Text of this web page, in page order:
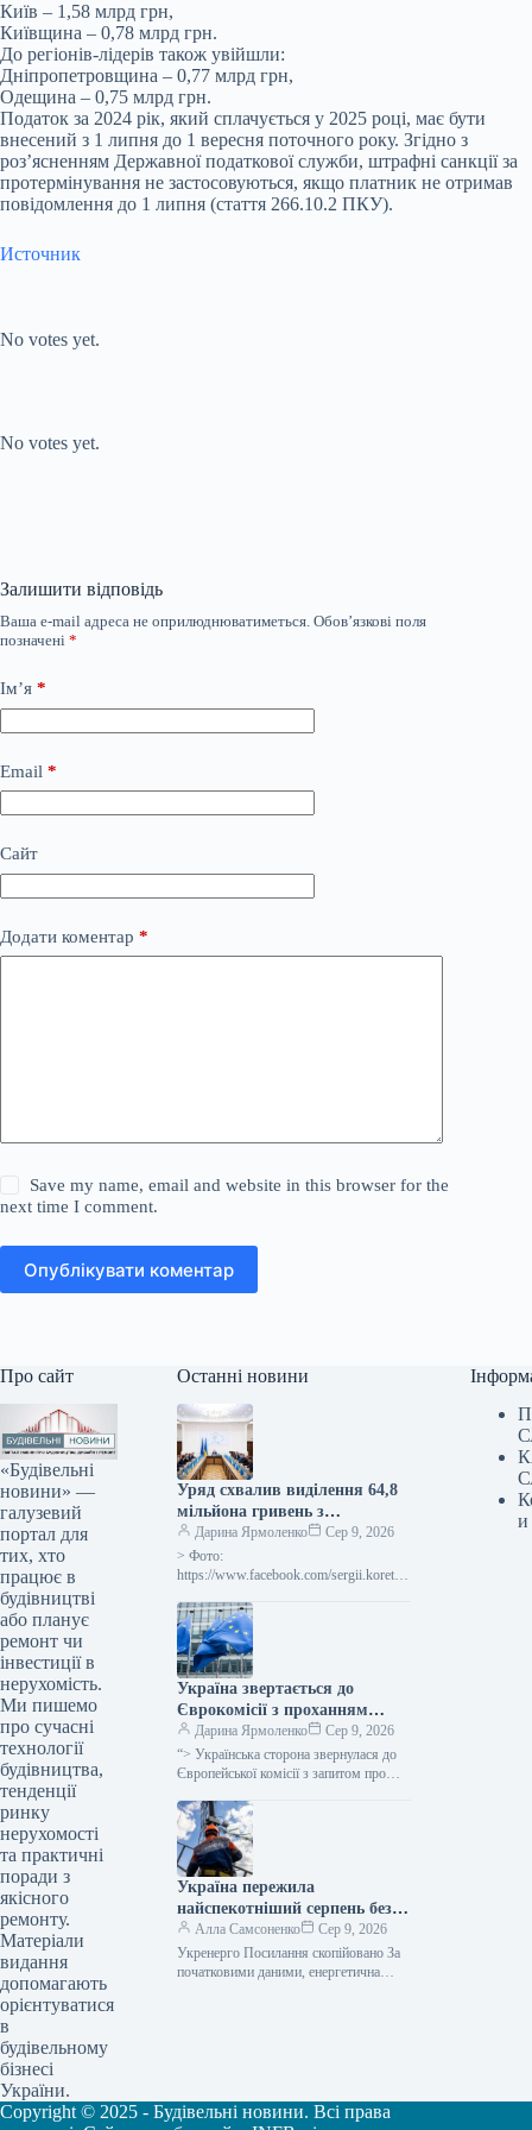
Київ – 1,58 млрд грн,
Київщина – 0,78 млрд грн.
До регіонів-лідерів також увійшли:
Дніпропетровщина – 0,77 млрд грн,
Одещина – 0,75 млрд грн.
Податок за 2024 рік, який сплачується у 2025 році, має бути
внесений з 1 липня до 1 вересня поточного року. Згідно з
роз’ясненням Державної податкової служби, штрафні санкції за
протермінування не застосовуються, якщо платник не отримав
повідомлення до 1 липня (стаття 266.10.2 ПКУ).
Источник
No votes yet.
No votes yet.
Залишити відповідь
Ваша e-mail адреса не оприлюднюватиметься. Обов’язкові поля
позначені *
Ім’я *
Email *
Сайт
Додати коментар *
Save my name, email and website in this browser for the
next time I comment.
Опублікувати коментар
Про сайт
«Будівельні
новини» —
галузевий
портал для
тих, хто
працює в
будівництві
або планує
ремонт чи
інвестиції в
нерухомість.
Ми пишемо
про сучасні
технології
будівництва,
тенденції
ринку
нерухомості
та практичні
поради з
якісного
ремонту.
Матеріали
видання
допомагають
орієнтуватися
в
будівельному
бізнесі
України.
Останні новини
Уряд схвалив виділення 64,8
мільйона гривень з
державного бюджету для
відновлювальних робіт та
подолання наслідків війни.
Дарина Ярмоленко
Сер 9, 2026
> Фото:
https://www.facebook.com/sergii.koretsk
виділення коштів, запланованих у
державному бюджеті на 2026 рік для
фінансування регіональної політики,
з…
Україна звертається до
Єврокомісії з проханням
надати 220 мільйонів євро для
допомоги
сільськогосподарським
заблоковані порти.
Дарина Ярмоленко
Сер 9, 2026
“> Українська сторона звернулася до
Європейської комісії з запитом про
безповоротної фінансової допомоги.
Ця…
Україна пережила
найспекотніший серпень без
відключень електроенергії –
заявив Шмигаль.
Алла Самсоненко
Сер 9, 2026
Укренерго Посилання скопійовано За
початковими даними, енергетична
и
Copyright © 2025 - Будівельні новини. Всі права